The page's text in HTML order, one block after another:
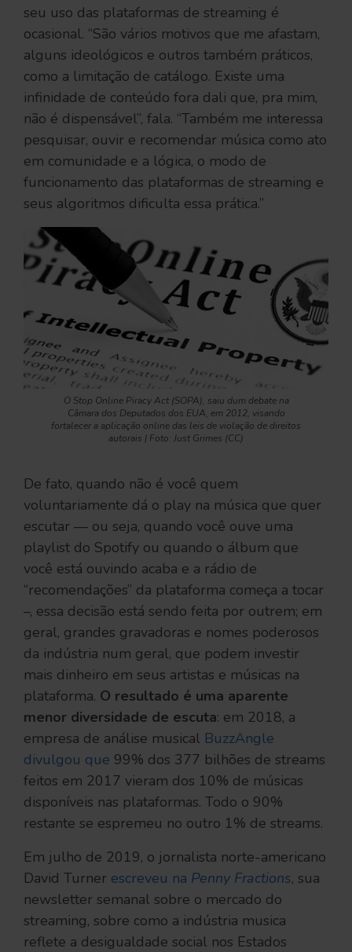
seu uso das plataformas de streaming é
ocasional. “São vários motivos que me afastam,
alguns ideológicos e outros também práticos,
como a limitação de catálogo. Existe uma
infinidade de conteúdo fora dali que, pra mim,
não é dispensável”, fala. “Também me interessa
pesquisar, ouvir e recomendar música como ato
em comunidade e a lógica, o modo de
funcionamento das plataformas de streaming e
seus algoritmos dificulta essa prática.”
O Stop Online Piracy Act (SOPA), saiu dum debate na
Câmara dos Deputados dos EUA, em 2012, visando
fortalecer a aplicação online das leis de violação de direitos
autorais | Foto: Just Grimes (CC)
De fato, quando não é você quem
voluntariamente dá o play na música que quer
escutar — ou seja, quando você ouve uma
playlist do Spotify ou quando o álbum que
você está ouvindo acaba e a rádio de
“recomendações” da plataforma começa a tocar
–, essa decisão está sendo feita por outrem; em
geral, grandes gravadoras e nomes poderosos
da indústria num geral, que podem investir
mais dinheiro em seus artistas e músicas na
plataforma. O resultado é uma aparente
menor diversidade de escuta: em 2018, a
empresa de análise musical BuzzAngle
divulgou que 99% dos 377 bilhões de streams
feitos em 2017 vieram dos 10% de músicas
disponíveis nas plataformas. Todo o 90%
restante se espremeu no outro 1% de streams.
Em julho de 2019, o jornalista norte-americano
David Turner escreveu na Penny Fractions, sua
newsletter semanal sobre o mercado do
streaming, sobre como a indústria musica
reflete a desigualdade social nos Estados